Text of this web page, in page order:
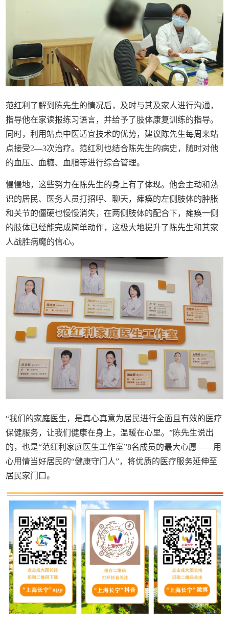
范红利了解到陈先生的情况后，及时与其及家人进行沟通，
指导他在家读报练习语言，并给予了肢体康复训练的指导。
同时，利用站点中医适宜技术的优势，建议陈先生每周来站
点接受2—3次治疗。范红利也结合陈先生的病史，随时对他
的血压、血糖、血脂等进行综合管理。
慢慢地，这些努力在陈先生的身上有了体现。他会主动和熟
识的居民、医务人员打招呼、聊天，瘫痪的左侧肢体的肿胀
和关节的僵硬也慢慢消失，在两侧肢体的配合下，瘫痪一侧
的肢体已经能完成简单动作，这极大地提升了陈先生和其家
人战胜病魔的信心。
“我们的家庭医生，是真心真意为居民进行全面且有效的医疗
保健服务，让我们健康在身上，温暖在心里。”陈先生说出
的，也是“范红利家庭医生工作室”8名成员的最大心愿——用
心用情当好居民的“健康守门人”，将优质的医疗服务延伸至
居民家门口。